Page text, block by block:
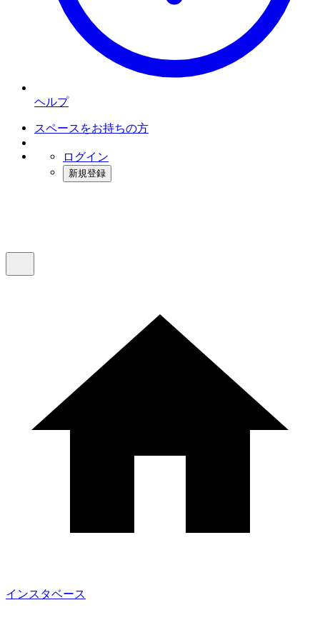
ヘルプ
スペースをお持ちの方
ログイン
新規登録
インスタベース